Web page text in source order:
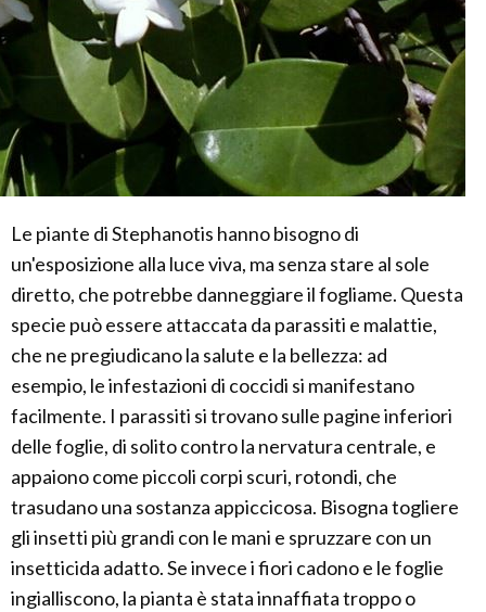
Le piante di Stephanotis hanno bisogno di
un'esposizione alla luce viva, ma senza stare al sole
diretto, che potrebbe danneggiare il fogliame. Questa
specie può essere attaccata da parassiti e malattie,
che ne pregiudicano la salute e la bellezza: ad
esempio, le infestazioni di coccidi si manifestano
facilmente. I parassiti si trovano sulle pagine inferiori
delle foglie, di solito contro la nervatura centrale, e
appaiono come piccoli corpi scuri, rotondi, che
trasudano una sostanza appiccicosa. Bisogna togliere
gli insetti più grandi con le mani e spruzzare con un
insetticida adatto. Se invece i fiori cadono e le foglie
ingialliscono, la pianta è stata innaffiata troppo o